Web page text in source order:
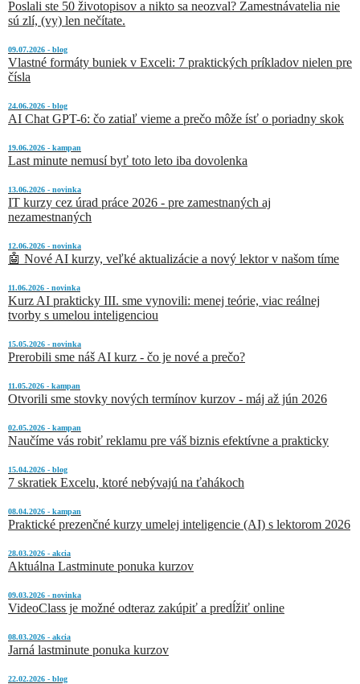
Poslali ste 50 životopisov a nikto sa neozval? Zamestnávatelia nie
sú zlí, (vy) len nečítate.
09.07.2026 - blog
Vlastné formáty buniek v Exceli: 7 praktických príkladov nielen pre
čísla
24.06.2026 - blog
AI Chat GPT-6: čo zatiaľ vieme a prečo môže ísť o poriadny skok
19.06.2026 - kampan
Last minute nemusí byť toto leto iba dovolenka
13.06.2026 - novinka
IT kurzy cez úrad práce 2026 - pre zamestnaných aj
nezamestnaných
12.06.2026 - novinka
🤖 Nové AI kurzy, veľké aktualizácie a nový lektor v našom tíme
11.06.2026 - novinka
Kurz AI prakticky III. sme vynovili: menej teórie, viac reálnej
tvorby s umelou inteligenciou
15.05.2026 - novinka
Prerobili sme náš AI kurz - čo je nové a prečo?
11.05.2026 - kampan
Otvorili sme stovky nových termínov kurzov - máj až jún 2026
02.05.2026 - kampan
Naučíme vás robiť reklamu pre váš biznis efektívne a prakticky
15.04.2026 - blog
7 skratiek Excelu, ktoré nebývajú na ťahákoch
08.04.2026 - kampan
Praktické prezenčné kurzy umelej inteligencie (AI) s lektorom 2026
28.03.2026 - akcia
Aktuálna Lastminute ponuka kurzov
09.03.2026 - novinka
VideoClass je možné odteraz zakúpiť a predĺžiť online
08.03.2026 - akcia
Jarná lastminute ponuka kurzov
22.02.2026 - blog